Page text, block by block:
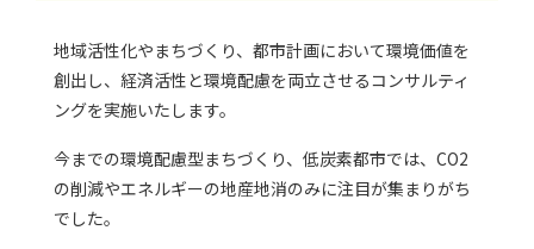
地域活性化やまちづくり、都市計画において環境価値を
創出し、経済活性と環境配慮を両立させるコンサルティ
ングを実施いたします。
今までの環境配慮型まちづくり、低炭素都市では、CO2
の削減やエネルギーの地産地消のみに注目が集まりがち
でした。